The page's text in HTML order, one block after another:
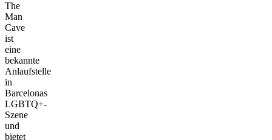
The
Man
Cave
ist
eine
bekannte
Anlaufstelle
in
Barcelonas
LGBTQ+-
Szene
und
bietet